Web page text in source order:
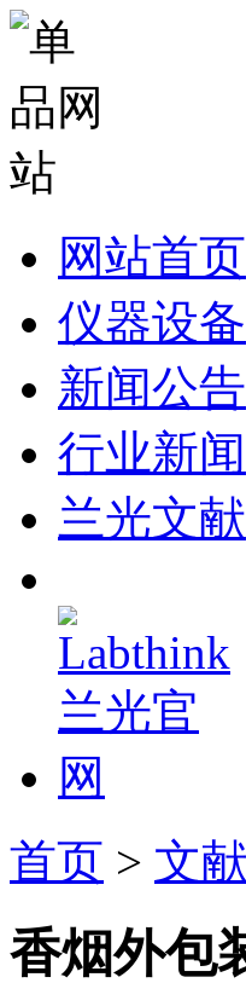
网站首页
仪器设备
新闻公告
行业新闻
兰光文献
首页 > 文献
香烟外包